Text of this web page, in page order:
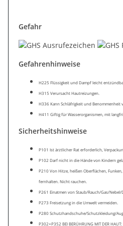
Gefahr
Gefahrenhinweise
H225 Flüssigkeit und Dampf leicht
H315 Verursacht Hautreizungen.
H336 Kann Schläfrigkeit und Benommenheit
H411 Giftig für Wasserorganismen, mit
Sicherheitshinweise
P101 Ist ärztlicher Rat erforderlich,
P102 Darf nicht in die Hände von Kindern
P210 Von Hitze, heißen Oberflächen,
fernhalten. Nicht rauchen.
P261 Einatmen von Staub/Rauch/Gas/Nebel/
P273 Freisetzung in die Umwelt vermeiden.
P280 Schutzhandschuhe/Schutzkleidung/
P302+P352 BEI BERÜHRUNG MIT DER